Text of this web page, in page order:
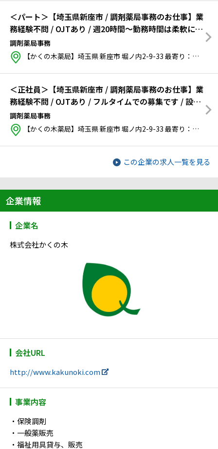
＜パート＞【埼玉県新座市 / 調剤薬局事務のお仕事】業
務経験不問 / OJTあり / 週20時間～勤務時間は柔軟に相
談可能 / 正社員登用制度あり / 設立30年の企業で長期的
な就業を目指しませんか？
調剤薬局事務
【かくの木薬局】埼玉県 新座市 堀ノ内2-9-33 最寄り： 西武池
＜正社員＞【埼玉県新座市 / 調剤薬局事務のお仕事】業
務経験不問 / OJTあり / フルタイムでの募集です / 設立
30年の企業で長期的な就業を目指しませんか？
調剤薬局事務
【かくの木薬局】埼玉県 新座市 堀ノ内2-9-33 最寄り： 西武池
この企業の求人一覧を見る
企業情報
企業名
株式会社かくの木
会社URL
http://www.kakunoki.com
事業内容
・保険調剤
・一般薬販売
・福祉用具貸与、販売